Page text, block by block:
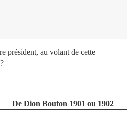
président, au volant de cette
De Dion Bouton 1901 ou 1902